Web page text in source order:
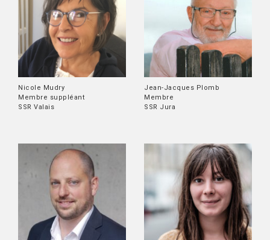
Nicole Mudry
Membre suppléant
SSR Valais
Jean-Jacques Plomb
Membre
SSR Jura